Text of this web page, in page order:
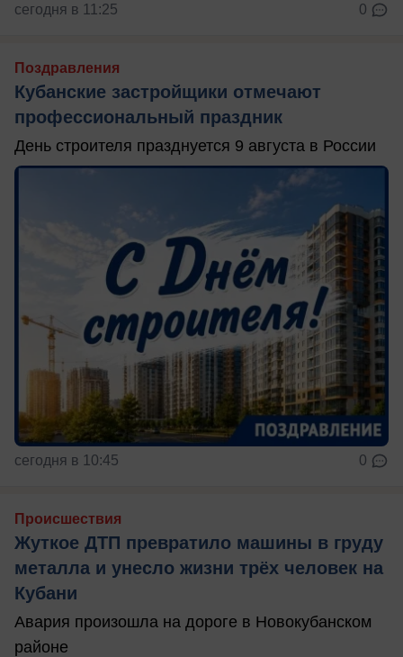
сегодня в 11:25 0
Поздравления
Кубанские застройщики отмечают
профессиональный праздник
День строителя празднуется 9 августа в России
сегодня в 10:45 0
Происшествия
Жуткое ДТП превратило машины в груду
металла и унесло жизни трёх человек на
Кубани
Авария произошла на дороге в Новокубанском
районе